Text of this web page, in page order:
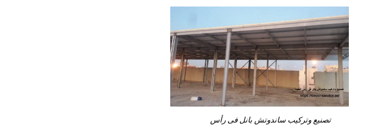
تصنيع وتركيب ساندوتش بانل فى رأس